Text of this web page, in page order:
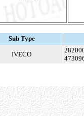
Sub Type
IVECO